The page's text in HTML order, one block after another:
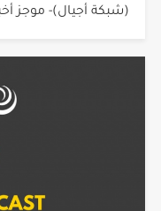
(شبكة أجيال)- موجز أخبار